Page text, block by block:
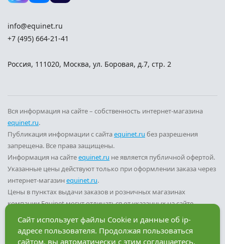
info@equinet.ru
+7 (495) 664-21-41
Россия, 111020, Москва, ул. Боровая, д.7, стр. 2
Вся информация на сайте – собственность интернет-магазина
equinet.ru.
Публикация информации с сайтаequinet.ru без разрешения
запрещена. Все права защищены.
Информация на сайтеequinet.ru не является публичной офертой.
Указанные цены действуют только при оформлении заказа через
интернет-магазин equinet.ru.
Цены в пунктах выдачи заказов и розничных магазинах
компании Equinet могут отличаться от указанных на сайте.
Вы принимаете условия
политики конфиденциальности
пользовательского соглашения
каждый раз, когда оставляете
свои данные в любой форме обратной связи на сайте
Сайт использует файлы Cookie и данные об ip-
адресе пользователя. Продолжая пользоваться
сайтом, вы автоматически с этим соглашаетесь.